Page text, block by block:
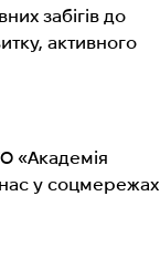
забігів до
активного
«Академія
у соцмережах